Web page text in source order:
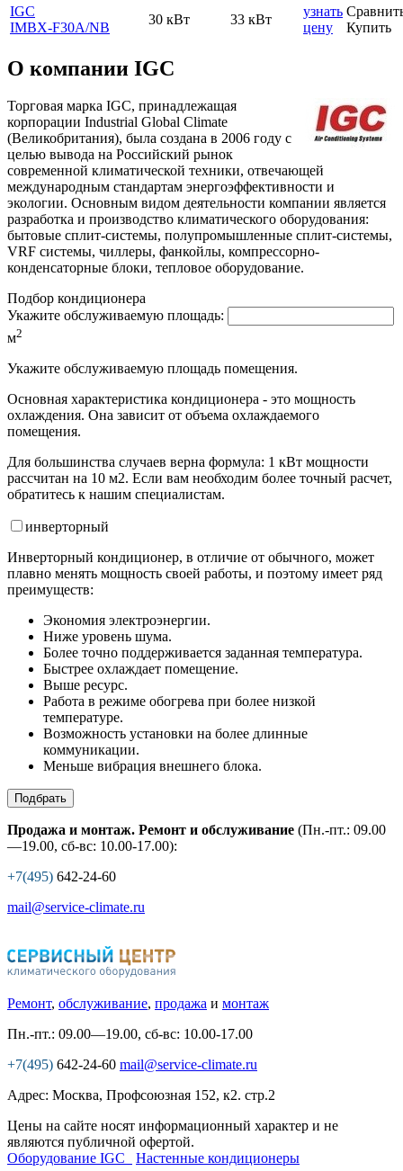
IGC
IMBX-F30A/NB
30 кВт 33 кВт
узнать
цену
Купить
О компании IGC
Торговая марка IGC, принадлежащая
корпорации Industrial Global Climate
(Великобритания), была создана в 2006 году с
целью вывода на Российский рынок
современной климатической техники, отвечающей
международным стандартам энергоэффективности и
экологии. Основным видом деятельности компании является
разработка и производство климатического оборудования:
бытовые сплит-системы, полупромышленные сплит-системы,
VRF системы, чиллеры, фанкойлы, компрессорно-
конденсаторные блоки, тепловое оборудование.
Подбор кондиционера
Укажите обслуживаемую площадь:
м2
Укажите обслуживаемую площадь помещения.
Основная характеристика кондиционера - это мощность
охлаждения. Она зависит от объема охлаждаемого
помещения.
Для большинства случаев верна формула: 1 кВт мощности
рассчитан на 10 м2. Если вам необходим более точный расчет,
обратитесь к нашим специалистам.
инверторный
Инверторный кондиционер, в отличие от обычного, может
плавно менять мощность своей работы, и поэтому имеет ряд
преимуществ:
Экономия электроэнергии.
Ниже уровень шума.
Более точно поддерживается заданная температура.
Быстрее охлаждает помещение.
Выше ресурс.
Работа в режиме обогрева при более низкой
температуре.
Возможность установки на более длинные
коммуникации.
Меньше вибрация внешнего блока.
Подбрать
Продажа и монтаж. Ремонт и обслуживание (Пн.-пт.: 09.00
—19.00, сб-вс: 10.00-17.00):
+7(495) 642-24-60
mail@service-climate.ru
Ремонт, обслуживание, продажа и монтаж
Пн.-пт.: 09.00—19.00, сб-вс: 10.00-17.00
+7(495) 642-24-60 mail@service-climate.ru
Адрес: Москва, Профсоюзная 152, к2. стр.2
Цены на сайте носят информационный характер и не
являются публичной офертой.
Оборудование IGC
Настенные кондиционеры